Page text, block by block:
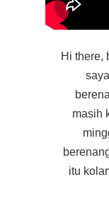
Hi there,
masih
itu